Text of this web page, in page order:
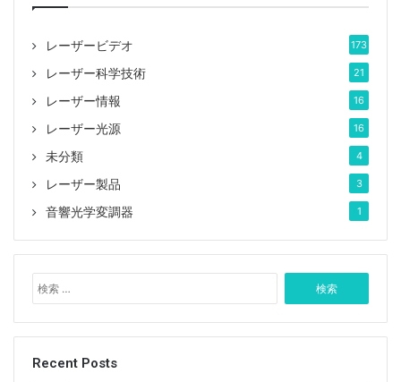
進歩と市場の継続的な拡大により、このレーザーは将来
の開発においてさらに重要な役割を果たすと考えられて
Tags 1085nmレーザー
レーザービデオ 173
レーザー科学技術 21
レーザー情報 16
レーザー光源 16
未分類 4
レーザー製品 3
音響光学変調器 1
索
:
Recent Posts